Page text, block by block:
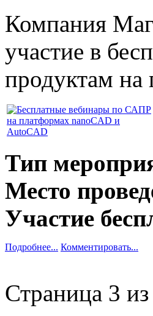
Компания
участие в
продуктам
Тип
Место
Участие
Подробнее... Комментировать...
Страница 3